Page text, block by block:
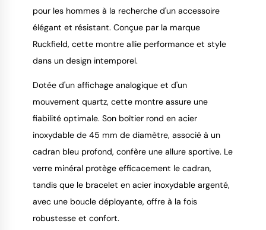
pour les hommes à la recherche d'un accessoire
élégant et résistant. Conçue par la marque
Ruckfield, cette montre allie performance et style
dans un design intemporel.
Dotée d'un affichage analogique et d'un
mouvement quartz, cette montre assure une
fiabilité optimale. Son boîtier rond en acier
inoxydable de 45 mm de diamètre, associé à un
cadran bleu profond, confère une allure sportive. Le
verre minéral protège efficacement le cadran,
tandis que le bracelet en acier inoxydable argenté,
avec une boucle déployante, offre à la fois
robustesse et confort.